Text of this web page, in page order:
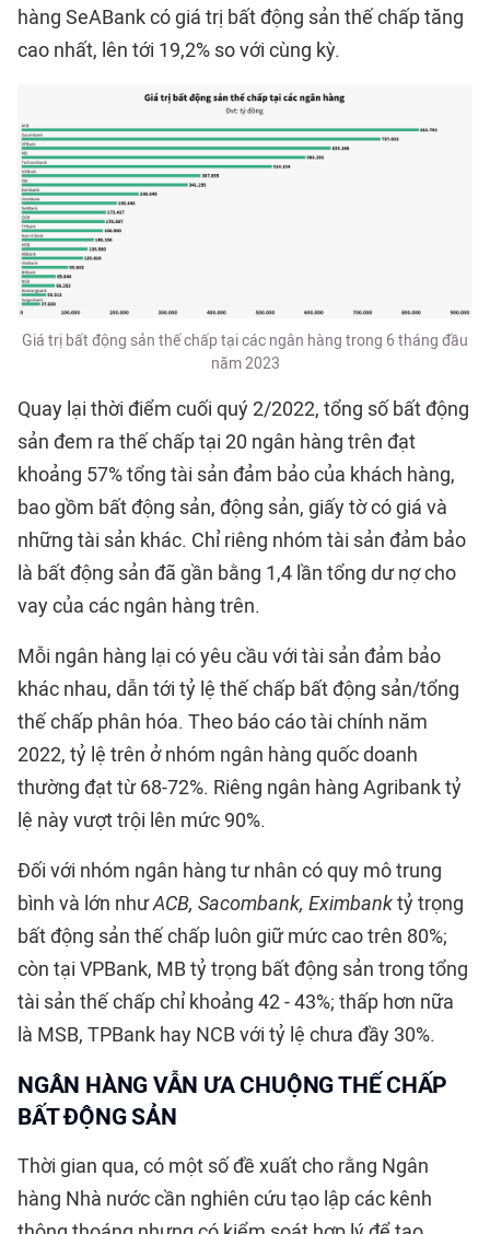
hàng SeABank có giá trị bất động sản thế chấp tăng
cao nhất, lên tới 19,2% so với cùng kỳ.
Giá trị bất động sản thế chấp tại các ngân hàng trong 6 tháng đầu
năm 2023
Quay lại thời điểm cuối quý 2/2022, tổng số bất động
sản đem ra thế chấp tại 20 ngân hàng trên đạt
khoảng 57% tổng tài sản đảm bảo của khách hàng,
bao gồm bất động sản, động sản, giấy tờ có giá và
những tài sản khác. Chỉ riêng nhóm tài sản đảm bảo
là bất động sản đã gần bằng 1,4 lần tổng dư nợ cho
vay của các ngân hàng trên.
Mỗi ngân hàng lại có yêu cầu với tài sản đảm bảo
khác nhau, dẫn tới tỷ lệ thế chấp bất động sản/tổng
thế chấp phân hóa. Theo báo cáo tài chính năm
2022, tỷ lệ trên ở nhóm ngân hàng quốc doanh
thường đạt từ 68-72%. Riêng ngân hàng Agribank tỷ
lệ này vượt trội lên mức 90%.
Đối với nhóm ngân hàng tư nhân có quy mô trung
bình và lớn nhưACB, Sacombank, Eximbanktỷ trọng
bất động sản thế chấp luôn giữ mức cao trên 80%;
còn tại VPBank, MB tỷ trọng bất động sản trong tổng
tài sản thế chấp chỉ khoảng 42 - 43%; thấp hơn nữa
là MSB, TPBank hay NCB với tỷ lệ chưa đầy 30%.
NGÂN HÀNG VẪN ƯA CHUỘNG THẾ CHẤP
BẤT ĐỘNG SẢN
Thời gian qua, có một số đề xuất cho rằng Ngân
hàng Nhà nước cần nghiên cứu tạo lập các kênh